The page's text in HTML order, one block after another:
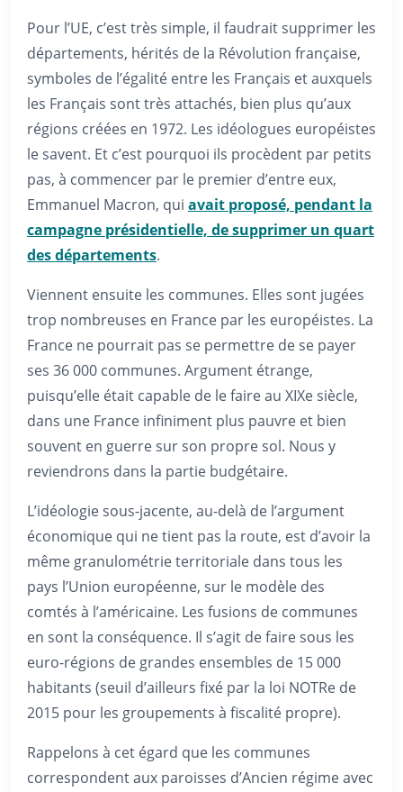
Pour l’UE, c’est très simple, il faudrait supprimer les
départements, hérités de la Révolution française,
symboles de l’égalité entre les Français et auxquels
les Français sont très attachés, bien plus qu’aux
régions créées en 1972. Les idéologues européistes
le savent. Et c’est pourquoi ils procèdent par petits
pas, à commencer par le premier d’entre eux,
Emmanuel Macron, qui avait proposé, pendant la
campagne présidentielle, de supprimer un quart
des départements.
Viennent ensuite les communes. Elles sont jugées
trop nombreuses en France par les européistes. La
France ne pourrait pas se permettre de se payer
ses 36 000 communes. Argument étrange,
puisqu’elle était capable de le faire au XIXe siècle,
dans une France infiniment plus pauvre et bien
souvent en guerre sur son propre sol. Nous y
reviendrons dans la partie budgétaire.
L’idéologie sous-jacente, au-delà de l’argument
économique qui ne tient pas la route, est d’avoir la
même granulométrie territoriale dans tous les
pays l’Union européenne, sur le modèle des
comtés à l’américaine. Les fusions de communes
en sont la conséquence. Il s’agit de faire sous les
euro-régions de grandes ensembles de 15 000
habitants (seuil d’ailleurs fixé par la loi NOTRe de
2015 pour les groupements à fiscalité propre).
Rappelons à cet égard que les communes
correspondent aux paroisses d’Ancien régime avec